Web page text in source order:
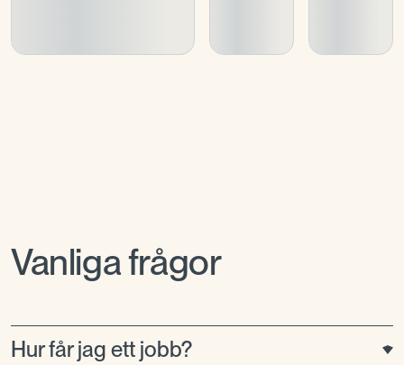
Vanliga frågor
Hur får jag ett jobb?